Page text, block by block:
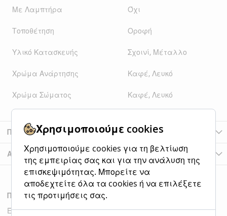
Με Λαμπτήρα Όχι
Τοποθέτηση Οροφή
Υλικό Κατασκευής Σχοινί, Μέταλλο
Χρώμα Ανάρτησης Καφέ, Λευκό
Χρώμα Σώματος Καφέ, Λευκό
Περισσότερες Πληροφορίες
Αξιολογήσεις
Προιόντα της Κατηγοριάς
Έλεγχος στοιχείων για να προσθέσετε στο καλάθι ή
Χρησιμοποιούμε cookies
Χρησιμοποιούμε cookies για τη βελτίωση
της εμπειρίας σας και για την ανάλυση της
επισκεψιμότητας. Μπορείτε να
αποδεχτείτε όλα τα cookies ή να επιλέξετε
τις προτιμήσεις σας.